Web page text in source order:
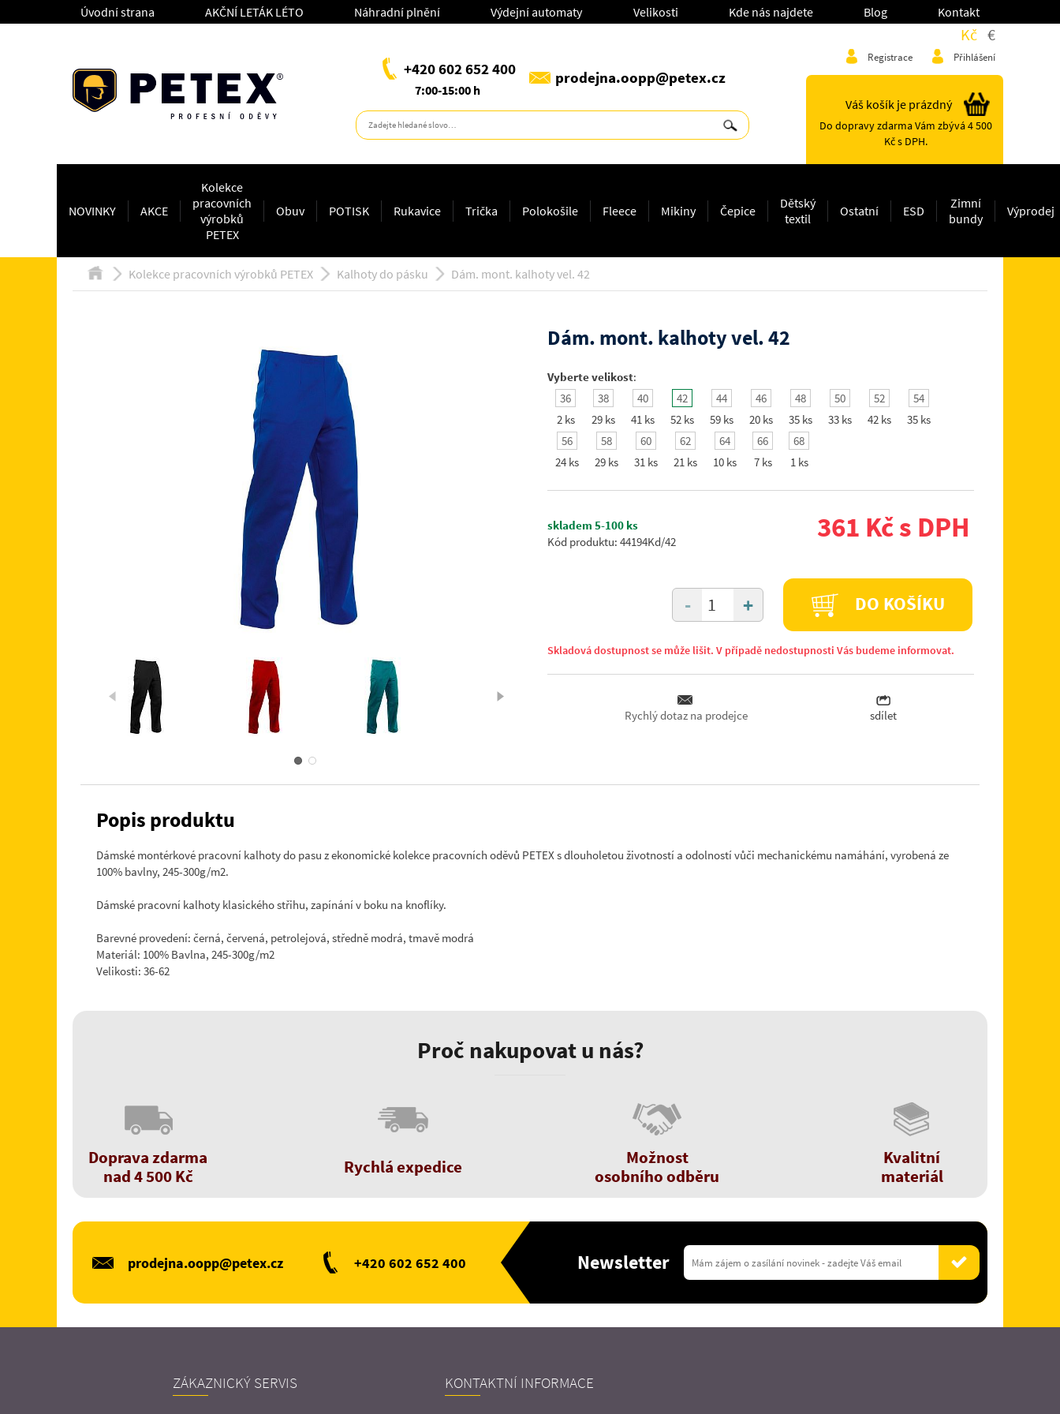
Úvodní strana AKČNÍ LETÁK LÉTO Náhradní plnění Výdejní automaty Velikosti Kde nás najdete Blog Kontakt
+420 602 652 400
7:00-15:00 h
prodejna.oopp@petex.cz
Kč €
Registrace Přihlášení
Váš košík je prázdný
Do dopravy zdarma Vám zbývá 4 500
Kč s DPH.
NOVINKY AKCE
Kolekce
pracovních
výrobků
PETEX
Obuv POTISK Rukavice Trička Polokošile Fleece Mikiny Čepice
Dětský
textil
Ostatní ESD
Zimní
bundy
Výprodej
Kolekce pracovních výrobků PETEX Kalhoty do pásku Dám. mont. kalhoty vel. 42
Dám. mont. kalhoty vel. 42
Vyberte velikost:
36
2 ks
38
29 ks
40
41 ks
42
52 ks
44
59 ks
46
20 ks
48
35 ks
50
33 ks
52
42 ks
54
35 ks
56
24 ks
58
29 ks
60
31 ks
62
21 ks
64
10 ks
66
7 ks
68
1 ks
skladem 5-100 ks
Kód produktu: 44194Kd/42
361 Kč s DPH
+
- DO KOŠÍKU
Skladová dostupnost se může lišit. V případě nedostupnosti Vás budeme informovat.
Rychlý dotaz na prodejce sdílet
Popis produktu
Dámské montérkové pracovní kalhoty do pasu z ekonomické kolekce pracovních oděvů PETEX s dlouholetou životností a odolností vůči mechanickému namáhání, vyrobená ze
100% bavlny, 245-300g/m2.
Dámské pracovní kalhoty klasického střihu, zapínání v boku na knoflíky.
Barevné provedení: černá, červená, petrolejová, středně modrá, tmavě modrá
Materiál: 100% Bavlna, 245-300g/m2
Velikosti: 36-62
Proč nakupovat u nás?
Doprava zdarma
nad 4 500 Kč
Rychlá expedice
Možnost
osobního odběru
Kvalitní
materiál
prodejna.oopp@petex.cz +420 602 652 400 Newsletter
ZÁKAZNICKÝ SERVIS KONTAKTNÍ INFORMACE